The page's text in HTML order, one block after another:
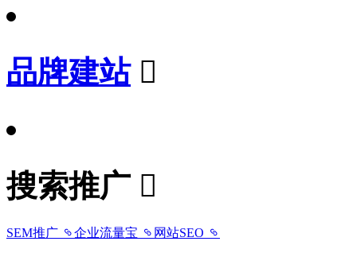
品牌建站
搜索推广
SEM推广 企业流量宝 网站SEO